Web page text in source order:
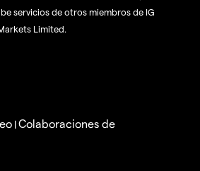
servicios de otros miembros de IG
Limited.
|Colaboraciones de